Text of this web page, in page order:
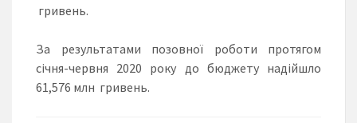
гривень.
За результатами позовної роботи протягом
січня-червня 2020 року до бюджету надійшло
61,576 млн гривень.